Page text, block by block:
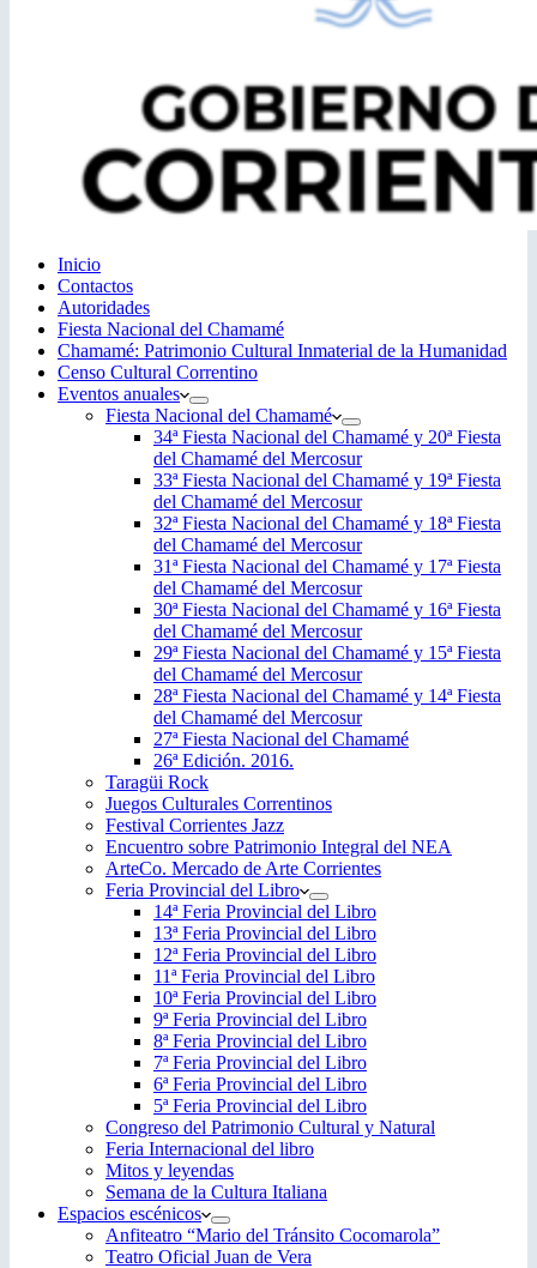
Inicio
Contactos
Autoridades
Fiesta Nacional del Chamamé
Chamamé: Patrimonio Cultural Inmaterial de la Humanidad
Censo Cultural Correntino
Eventos anuales
Fiesta Nacional del Chamamé
34ª Fiesta Nacional del Chamamé y 20ª Fiesta
del Chamamé del Mercosur
33ª Fiesta Nacional del Chamamé y 19ª Fiesta
del Chamamé del Mercosur
32ª Fiesta Nacional del Chamamé y 18ª Fiesta
del Chamamé del Mercosur
31ª Fiesta Nacional del Chamamé y 17ª Fiesta
del Chamamé del Mercosur
30ª Fiesta Nacional del Chamamé y 16ª Fiesta
del Chamamé del Mercosur
29ª Fiesta Nacional del Chamamé y 15ª Fiesta
del Chamamé del Mercosur
28ª Fiesta Nacional del Chamamé y 14ª Fiesta
del Chamamé del Mercosur
27ª Fiesta Nacional del Chamamé
26ª Edición. 2016.
Taragüi Rock
Juegos Culturales Correntinos
Festival Corrientes Jazz
Encuentro sobre Patrimonio Integral del NEA
ArteCo. Mercado de Arte Corrientes
Feria Provincial del Libro
14ª Feria Provincial del Libro
13ª Feria Provincial del Libro
12ª Feria Provincial del Libro
11ª Feria Provincial del Libro
10ª Feria Provincial del Libro
9ª Feria Provincial del Libro
8ª Feria Provincial del Libro
7ª Feria Provincial del Libro
6ª Feria Provincial del Libro
5ª Feria Provincial del Libro
Congreso del Patrimonio Cultural y Natural
Feria Internacional del libro
Mitos y leyendas
Semana de la Cultura Italiana
Espacios escénicos
Anfiteatro “Mario del Tránsito Cocomarola”
Teatro Oficial Juan de Vera